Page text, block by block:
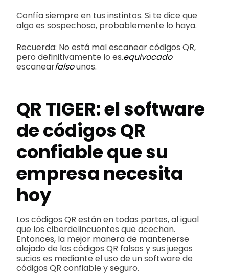
Confía siempre en tus instintos. Si te dice que
algo es sospechoso, probablemente lo haya.
Recuerda: No está mal escanear códigos QR,
pero definitivamente lo es.equivocado
escanearfalsounos.
QR TIGER: el software
de códigos QR
confiable que su
empresa necesita
hoy
Los códigos QR están en todas partes, al igual
que los ciberdelincuentes que acechan.
Entonces, la mejor manera de mantenerse
alejado de los códigos QR falsos y sus juegos
sucios es mediante el uso de un software de
códigos QR confiable y seguro.